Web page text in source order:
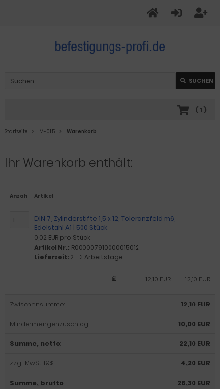
SUCHEN
( 1 )
Startseite M-01.5 Warenkorb
Ihr Warenkorb enthält:
Anzahl Artikel
DIN 7, Zylinderstifte 1,5 x 12, Toleranzfeld m6,
Edelstahl A1 | 500 Stück
0,02 EUR pro Stück
Artikel Nr.: R000007910000015012
Lieferzeit: 2 - 3 Arbeitstage
12,10 EUR
12,10 EUR
Zwischensumme: 12,10 EUR
Mindermengenzuschlag: 10,00 EUR
Summe, netto: 22,10 EUR
zzgl. MwSt. 19%: 4,20 EUR
Summe, brutto: 26,30 EUR